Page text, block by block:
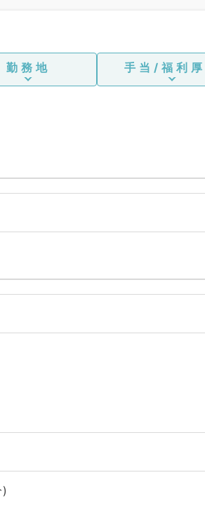
勤務地 手当/福利厚